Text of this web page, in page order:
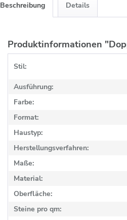
Beschreibung Details
Produktinformationen
Stil:
Ausführung:
Farbe:
Format:
Haustyp:
Herstellungsverfahren:
Maße:
Material:
Oberfläche:
Steine pro qm: